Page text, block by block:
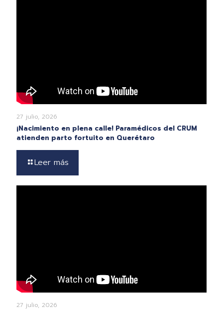
27 julio, 2026
¡Nacimiento en plena calle! Paramédicos del CRUM
atienden parto fortuito en Querétaro
Leer más
27 julio, 2026